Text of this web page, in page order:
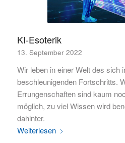
KI-Esoterik
13. September 2022
Wir leben in einer Welt des sich
beschleunigenden Fortschritts.
Errungenschaften sind kaum
möglich, zu viel Wissen wird
dahinter.
Weiterlesen